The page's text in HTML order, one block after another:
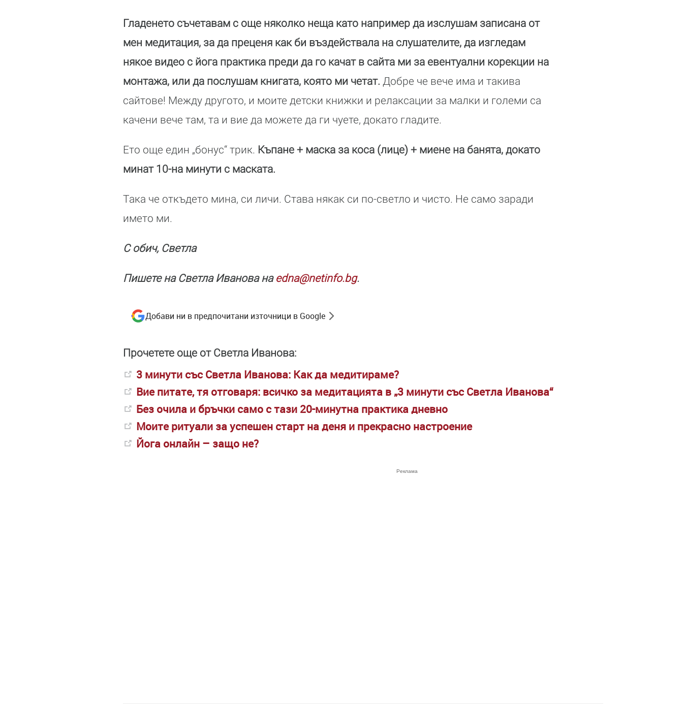
Гладенето съчетавам с още няколко неща като например да изслушам записана от
мен медитация, за да преценя как би въздействала на слушателите, да изгледам
някое видео с йога практика преди да го качат в сайта ми за евентуални корекции на
монтажа, или да послушам книгата, която ми четат. Добре че вече има и такива
сайтове! Между другото, и моите детски книжки и релаксации за малки и големи са
качени вече там, та и вие да можете да ги чуете, докато гладите.
Ето още един „бонус“ трик. Къпане + маска за коса (лице) + миене на банята, докато
минат 10-на минути с маската.
Така че откъдето мина, си личи. Става някак си по-светло и чисто. Не само заради
името ми.
С обич, Светла
Пишете на Светла Иванова на edna@netinfo.bg.
Добави ни в предпочитани източници в Google
Прочетете още от Светла Иванова:
3 минути със Светла Иванова: Как да медитираме?
Вие питате, тя отговаря: всичко за медитацията в „3 минути със Светла Иванова“
Без очила и бръчки само с тази 20-минутна практика дневно
Моите ритуали за успешен старт на деня и прекрасно настроение
Йога онлайн – защо не?